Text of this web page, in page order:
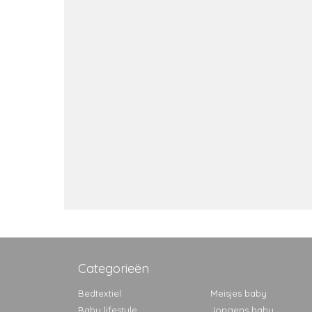
Categorieën
Bedtextiel
Meisjes baby